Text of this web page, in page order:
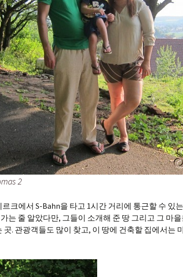
2
크에서 S-Bahn을 타고 1시간 거리에 통근할 수 있
는 줄 알았다만, 그들이 소개해 준 땅 그리고 그 마
. 관광객들도 많이 찾고, 이 땅에 건축할 집에서는